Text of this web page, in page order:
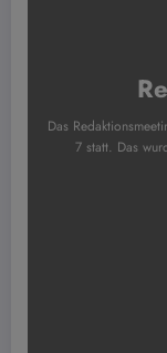
Das
7 statt. Das